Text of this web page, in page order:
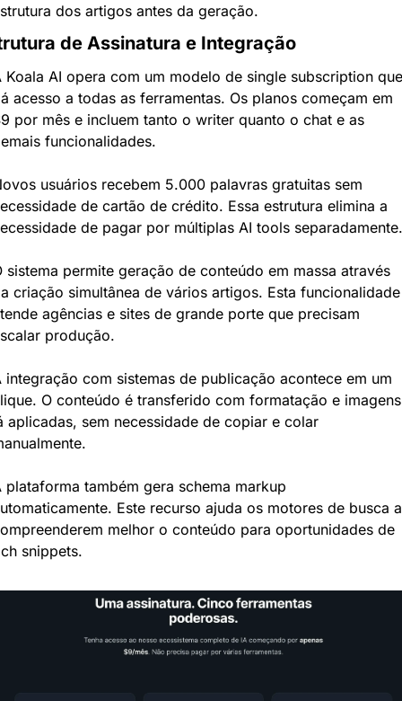
dos artigos antes da geração.
de Assinatura e Integração
Koala AI opera com um modelo de single subscription que
acesso a todas as ferramentas. Os planos começam em
por mês e incluem tanto o writer quanto o chat e as
funcionalidades.
usuários recebem 5.000 palavras gratuitas sem
de cartão de crédito. Essa estrutura elimina a
de pagar por múltiplas AI tools separadamente.
sistema permite geração de conteúdo em massa através
criação simultânea de vários artigos. Esta funcionalidade
agências e sites de grande porte que precisam
produção.
integração com sistemas de publicação acontece em um
O conteúdo é transferido com formatação e imagens
aplicadas, sem necessidade de copiar e colar
plataforma também gera schema markup
Este recurso ajuda os motores de busca a
melhor o conteúdo para oportunidades de
snippets.